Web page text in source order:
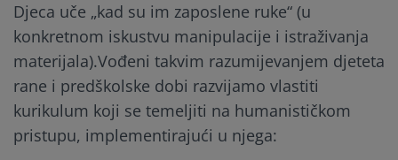
Djeca uče „kad su im zaposlene ruke“ (u
konkretnom iskustvu manipulacije i istraživanja
materijala).Vođeni takvim razumijevanjem djeteta
rane i predškolske dobi razvijamo vlastiti
kurikulum koji se temeljiti na humanističkom
pristupu, implementirajući u njega: